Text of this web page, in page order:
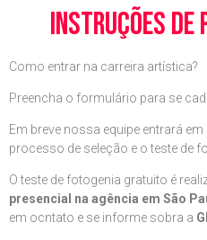
instruções de
Como entrar na carreira artística?
Preencha o formulário para se
Em breve nossa equipe entrará
processo de seleção e o teste de
O teste de fotogenia gratuito é
presencial na agência em São
em ocntato e se informe sobra a